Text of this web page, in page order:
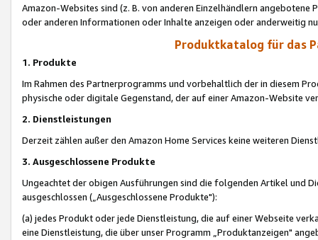
Amazon-Websites sind (z. B. von anderen Einzelhändlern
oder anderen Informationen oder Inhalte anzeigen oder anderweitig
Produktkatalog für das
1. Produkte
Im Rahmen des Partnerprogramms und vorbehaltlich der in diesem
physische oder digitale Gegenstand, der auf einer Amazon-Website
2. Dienstleistungen
Derzeit zählen außer den Amazon Home Services keine weiteren
3. Ausgeschlossene Produkte
Ungeachtet der obigen Ausführungen sind die folgenden Artikel und
ausgeschlossen („Ausgeschlossene Produkte"):
(a) jedes Produkt oder jede Dienstleistung, die auf einer Webseite
eine Dienstleistung, die über unser Programm „Produktanzeigen"